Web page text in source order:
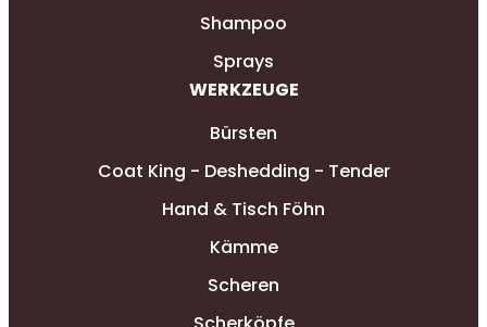
Shampoo
Sprays
WERKZEUGE
Bürsten
Coat King - Deshedding - Tender
Hand & Tisch Föhn
Kämme
Scheren